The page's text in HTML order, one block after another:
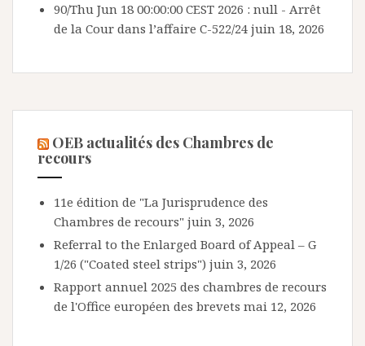
90/Thu Jun 18 00:00:00 CEST 2026 : null - Arrêt
de la Cour dans l’affaire C-522/24 juin 18, 2026
OEB actualités des Chambres de
recours
11e édition de "La Jurisprudence des
Chambres de recours" juin 3, 2026
Referral to the Enlarged Board of Appeal – G
1/26 ("Coated steel strips") juin 3, 2026
Rapport annuel 2025 des chambres de recours
de l'Office européen des brevets mai 12, 2026